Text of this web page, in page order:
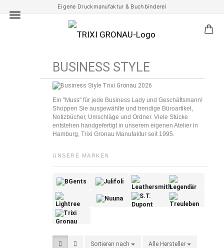
Eigene Druckmanufaktur & Buchbinderei
BUSINESS STYLE
Ein "Muss" für jede Business Lady und Geschäftsmann!
Shoppen Sie ausgewählte und trendige Büroartikel,
Notizbücher, Umschläge und Ordner. Viele Stücke
entstehen handgefertigt in unserem eigenen Atelier in
Hamburg, Trixi Gronau Manufaktur seit 1995.
UNSERE MARKEN
Sortieren nach
Sortieren nach Alle Hersteller
pro Seite